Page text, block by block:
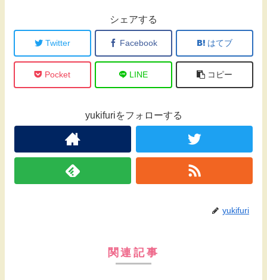
シェアする
Twitter Facebook はてブ
Pocket LINE コピー
yukifuriをフォローする
yukifuri
関連記事